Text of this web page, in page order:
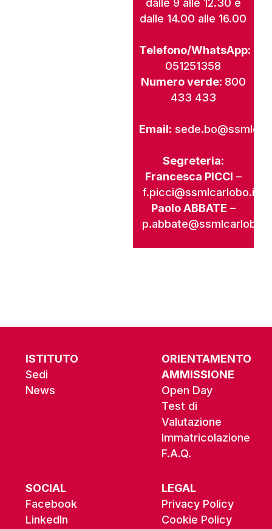
dalle 9 alle 12.30 e
dalle 14.00 alle 16.00
Telefono/WhatsApp:
051251358
Numero verde: 800
433 433
Email:
Segreteria:
Francesca PICCI –
f.picci@ssmlcarlobo.it
Paolo ABBATE –
p.abbate@ssmlcarlobo.it
ISTITUTO
Sedi
News
ORIENTAMENTO
AMMISSIONE
Open Day
Test di
Valutazione
Immatricolazione
F.A.Q.
SOCIAL
Facebook
LinkedIn
LEGAL
Privacy Policy
Cookie Policy